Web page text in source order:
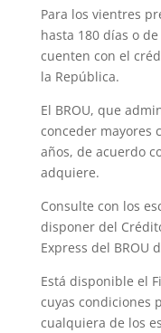
Para los vientres
hasta 180 días o
cuenten con el
la República.
El BROU, que
conceder mayores
años, de acuerdo
adquiere.
Consulte con los
disponer del
Express del BROU
Está disponible el
cuyas condiciones
cualquiera de los